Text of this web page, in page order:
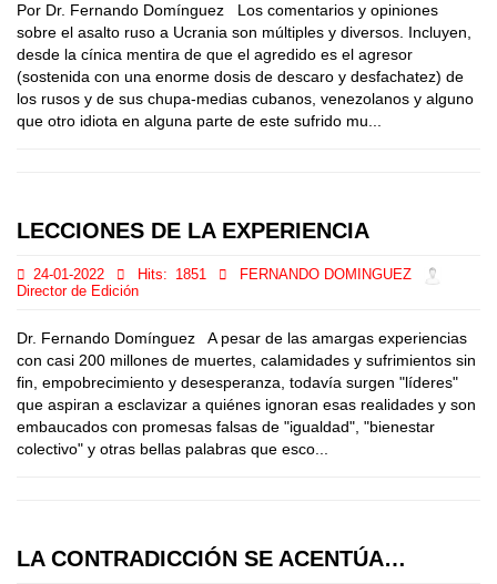
Por Dr. Fernando Domínguez Los comentarios y opiniones
sobre el asalto ruso a Ucrania son múltiples y diversos. Incluyen,
desde la cínica mentira de que el agredido es el agresor
(sostenida con una enorme dosis de descaro y desfachatez) de
los rusos y de sus chupa-medias cubanos, venezolanos y alguno
que otro idiota en alguna parte de este sufrido mu...
LECCIONES DE LA EXPERIENCIA
24-01-2022 Hits: 1851
FERNANDO DOMINGUEZ
Director de Edición
Dr. Fernando Domínguez A pesar de las amargas experiencias
con casi 200 millones de muertes, calamidades y sufrimientos sin
fin, empobrecimiento y desesperanza, todavía surgen "líderes"
que aspiran a esclavizar a quiénes ignoran esas realidades y son
embaucados con promesas falsas de "igualdad", "bienestar
colectivo" y otras bellas palabras que esco...
LA CONTRADICCIÓN SE ACENTÚA…